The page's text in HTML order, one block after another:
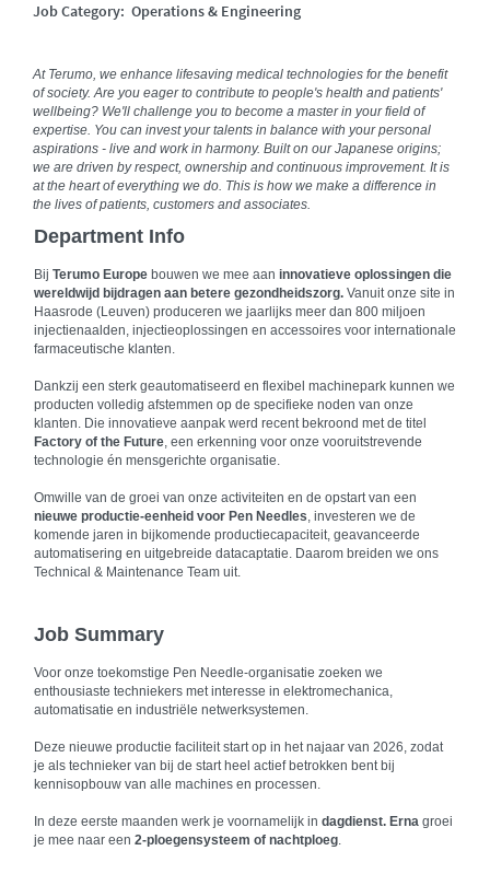
Job Category: Operations & Engineering
At Terumo, we enhance lifesaving medical technologies for the benefit
of society. Are you eager to contribute to people's health and patients'
wellbeing? We'll challenge you to become a master in your field of
expertise. You can invest your talents in balance with your personal
aspirations - live and work in harmony. Built on our Japanese origins;
we are driven by respect, ownership and continuous improvement. It is
at the heart of everything we do. This is how we make a difference in
the lives of patients, customers and associates.
Department Info
Bij Terumo Europe bouwen we mee aan innovatieve oplossingen die
wereldwijd bijdragen aan betere gezondheidszorg. Vanuit onze site in
Haasrode (Leuven) produceren we jaarlijks meer dan 800 miljoen
injectienaalden, injectieoplossingen en accessoires voor internationale
farmaceutische klanten.
Dankzij een sterk geautomatiseerd en flexibel machinepark kunnen we
producten volledig afstemmen op de specifieke noden van onze
klanten. Die innovatieve aanpak werd recent bekroond met de titel
Factory of the Future, een erkenning voor onze vooruitstrevende
technologie én mensgerichte organisatie.
Omwille van de groei van onze activiteiten en de opstart van een
nieuwe productie-eenheid voor Pen Needles, investeren we de
komende jaren in bijkomende productiecapaciteit, geavanceerde
automatisering en uitgebreide datacaptatie. Daarom breiden we ons
Technical & Maintenance Team uit.
Job Summary
Voor onze toekomstige Pen Needle-organisatie zoeken we
enthousiaste techniekers met interesse in elektromechanica,
automatisatie en industriële netwerksystemen.
Deze nieuwe productie faciliteit start op in het najaar van 2026, zodat
je als technieker van bij de start heel actief betrokken bent bij
kennisopbouw van alle machines en processen.
In deze eerste maanden werk je voornamelijk in dagdienst. Erna groei
je mee naar een 2-ploegensysteem of nachtploeg.